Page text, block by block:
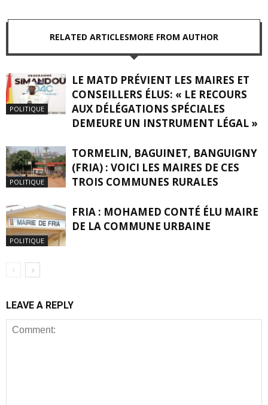
RELATED ARTICLESMORE FROM AUTHOR
POLITIQUE
LE MATD PRÉVIENT LES MAIRES ET
CONSEILLERS ÉLUS: « LE RECOURS
AUX DÉLÉGATIONS SPÉCIALES
DEMEURE UN INSTRUMENT LÉGAL »
POLITIQUE
TORMELIN, BAGUINET, BANGUIGNY
(FRIA) : VOICI LES MAIRES DE CES
TROIS COMMUNES RURALES
POLITIQUE
FRIA : MOHAMED CONTÉ ÉLU MAIRE
DE LA COMMUNE URBAINE
LEAVE A REPLY